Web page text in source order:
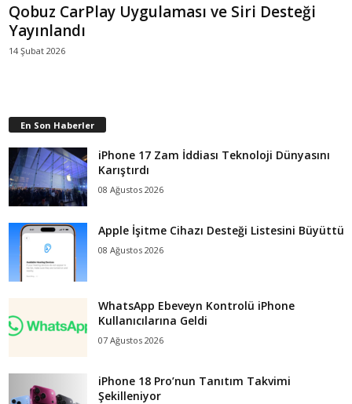
Qobuz CarPlay Uygulaması ve Siri Desteği
Yayınlandı
14 Şubat 2026
En Son Haberler
iPhone 17 Zam İddiası Teknoloji Dünyasını
Karıştırdı
08 Ağustos 2026
Apple İşitme Cihazı Desteği Listesini Büyüttü
08 Ağustos 2026
WhatsApp Ebeveyn Kontrolü iPhone
Kullanıcılarına Geldi
07 Ağustos 2026
iPhone 18 Pro’nun Tanıtım Takvimi
Şekilleniyor